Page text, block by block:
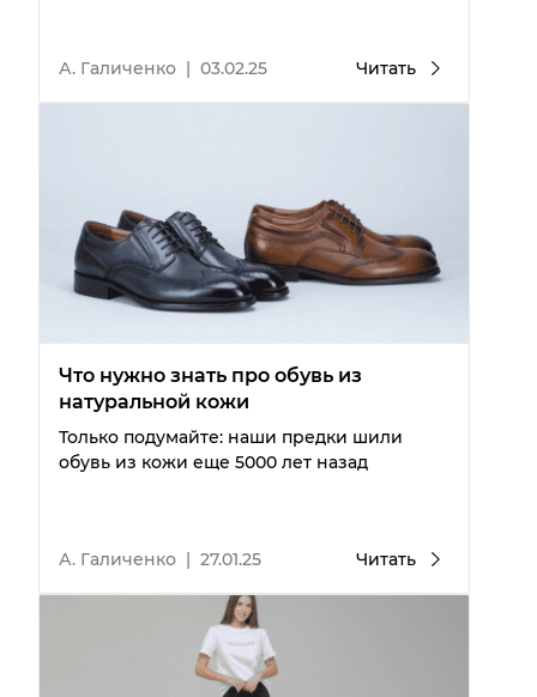
А. Галиченко | 03.02.25 Читать
Что нужно знать про обувь из
натуральной кожи
Только подумайте: наши предки шили
обувь из кожи еще 5000 лет назад
А. Галиченко | 27.01.25 Читать